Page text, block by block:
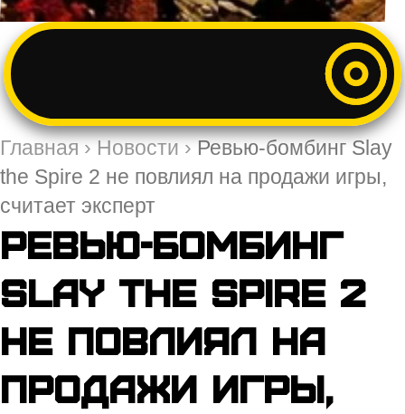
Главная › Новости › Ревью-бомбинг Slay
the Spire 2 не повлиял на продажи игры,
считает эксперт
Ревью-бомбинг
Slay the Spire 2
не повлиял на
продажи игры,